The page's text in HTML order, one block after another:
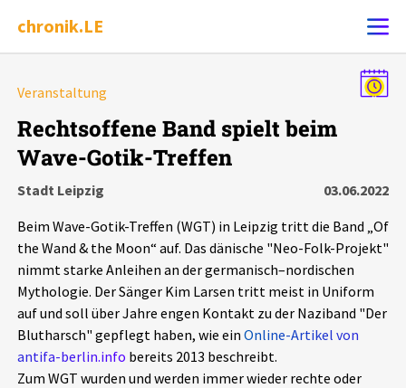
chronik.LE
Chronik
Leipziger Zustände
Schlaglichter
Phänomene
Veranstaltung
Rechtsoffene Band spielt beim
Wave-Gotik-Treffen
Stadt Leipzig
03.06.2022
Beim Wave-Gotik-Treffen (WGT) in Leipzig tritt die Band „Of
the Wand & the Moon“ auf. Das dänische "Neo-Folk-Projekt"
nimmt starke Anleihen an der ger­ma­nisch–nor­di­schen
Mythologie. Der Sänger Kim Larsen tritt meist in Uniform
auf und soll über Jahre engen Kontakt zu der Naziband "Der
Blutharsch" gepflegt haben, wie ein Online-Artikel von
antifa-berlin.info bereits 2013 beschreibt.
Zum WGT wurden und werden immer wieder rechte oder
Alle Ereignisse
Ereignisse
Ereignisse Statistik